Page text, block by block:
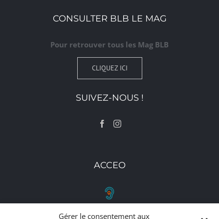
Gérer le consentement aux
CONSULTER BLB LE MAG
Pour retrouver tous les Mag BLB
CLIQUEZ ICI
SUIVEZ-NOUS !
ACCEO